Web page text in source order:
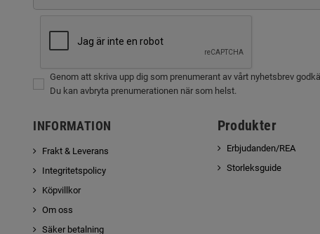
Genom att skriva upp dig som prenumerant av vårt nyhetsbrev
Du kan avbryta prenumerationen när som helst.
INFORMATION
Frakt & Leverans
Integritetspolicy
Köpvillkor
Om oss
Säker betalning
Produkter
Erbjudanden/REA
Storleksguide